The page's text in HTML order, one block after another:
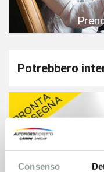
Consenso
Potrebbero